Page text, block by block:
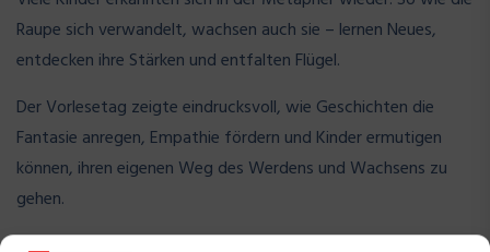
Raupe sich verwandelt, wachsen auch sie – lernen Neues,
entdecken ihre Stärken und entfalten Flügel.
Der Vorlesetag zeigte eindrucksvoll, wie Geschichten die
Fantasie anregen, Empathie fördern und Kinder ermutigen
können, ihren eigenen Weg des Werdens und Wachsens zu
gehen.